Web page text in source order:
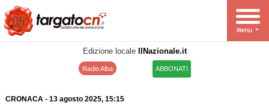
Edizione locale IlNazionale.it
Radio Alba ABBONATI
CRONACA- 13 agosto 2025, 15:15